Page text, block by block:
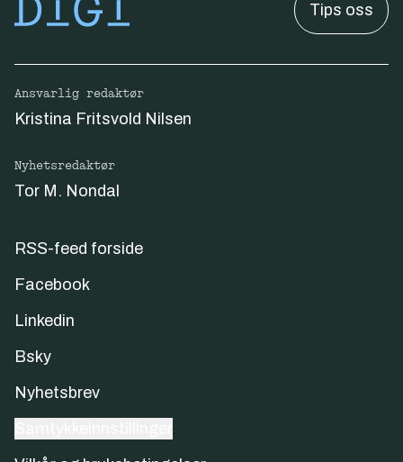
Tips oss
Ansvarlig redaktør
Kristina Fritsvold Nilsen
Nyhetsredaktør
Tor M. Nondal
RSS-feed forside
Facebook
Linkedin
Bsky
Nyhetsbrev